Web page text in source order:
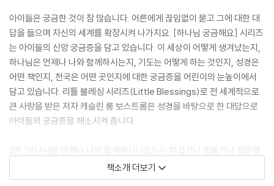
아이들은 궁금한 것이 참 많습니다. 어른에게 끊임없이 묻고 그에 대한 대
답을 들으며 자신의 세계를 확장시켜 나가지요. [하나님 궁금해요] 시리즈
는 아이들의 신앙 궁금증을 담고 있습니다. 이 세상이 어떻게 생겨났는지,
하나님은 언제나 나와 함께하시는지, 기도는 어떻게 하는 것인지, 성경은
어떤 책인지, 천국은 어떤 곳인지에 대한 궁금증을 어린이의 눈높이에서
담고 있습니다. 리틀 블레싱 시리즈(Little Blessings)로 전 세계적으로
큰 사랑을 받은 저자 캐슬린 롱 보스트롬은 성경을 바탕으로 한 대답으로
아이들의 궁금증을 해소시켜 줍니다.
2권 「하나님은 언제나 나와 함께하시나요?」는 무섭거나 힘들거나 잘못했
을 때도 과연 하나님이 나와 함께하시는지 묻는 아이들의 질문이 담겨 있
습니다. 아이들은 이 책을 읽으며 언제나 우리 곁에서 힘과 도움이 되어 주
책소개 더보기